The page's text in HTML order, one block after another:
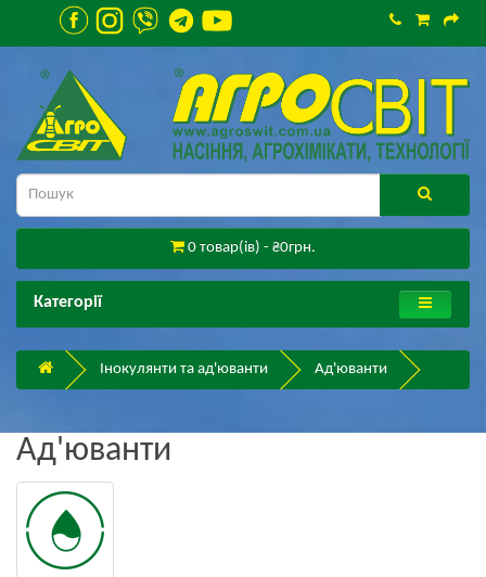
0 товар(ів) - ₴0грн.
Категорії
Інокулянти та ад'юванти Ад'юванти
Ад'юванти